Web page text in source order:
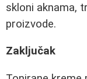
skloni aknama,
proizvode.
Zaključak